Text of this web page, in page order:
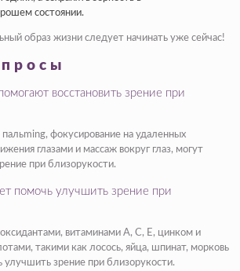
состоянии.
образ жизни следует начинать уже сейчас!
восстановить зрение при
фокусирование на удаленных
глазами и массаж вокруг глаз, могут
при близорукости.
помочь улучшить зрение при
витаминами A, С, E, цинком и
такими как лосось, яйца, шпинат, морковь
зрение при близорукости.